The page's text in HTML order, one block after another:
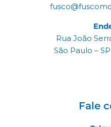
Rua João
São Paulo –
Fale